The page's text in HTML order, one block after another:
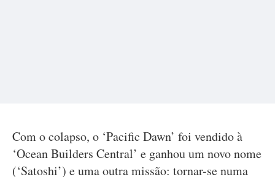
Com o colapso, o ‘Pacific Dawn’ foi vendido à
‘Ocean Builders Central’ e ganhou um novo nome
(‘Satoshi’) e uma outra missão: tornar-se numa